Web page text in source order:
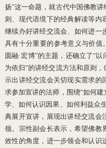
扬”这一命题，就古代中国佛教
则、现代语境下的经典解读等内
继续办好讲经交流会、如何进一
具有十分重要的参考意义与价值
圆融·宏博”的主题，还确立了“
为依归”的讲经交流方法和原则
示出讲经交流会关切现实需求的
求参加宣讲的法师，围绕“如何
学、如何认识因果、如何利益众
典展开宣讲，展现出讲经交流会
领。宗性副会长表示，希望佛教
效性的角度，进一步领会和认识